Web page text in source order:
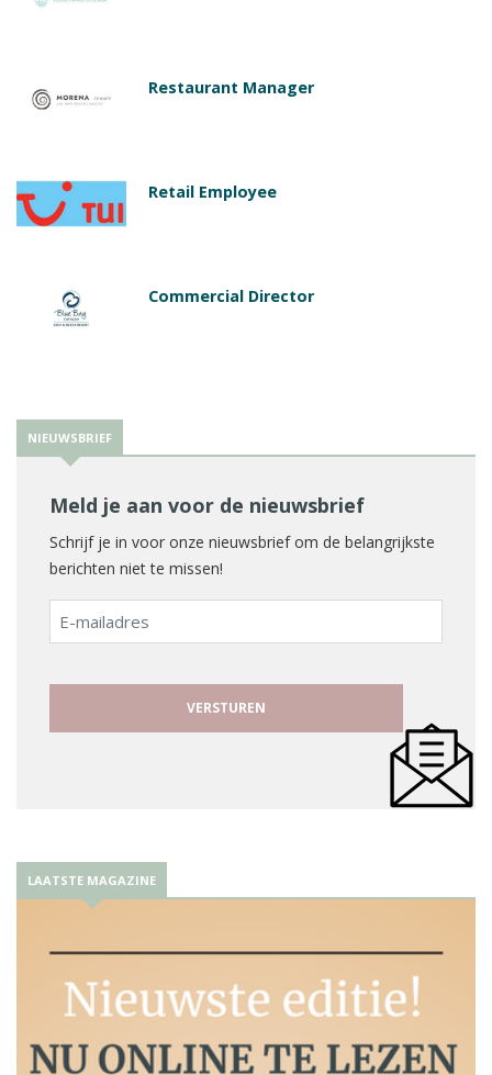
Restaurant Manager
Retail Employee
Commercial Director
NIEUWSBRIEF
Meld je aan voor de nieuwsbrief
Schrijf je in voor onze nieuwsbrief om de belangrijkste
berichten niet te missen!
E-
mailadres
LAATSTE MAGAZINE